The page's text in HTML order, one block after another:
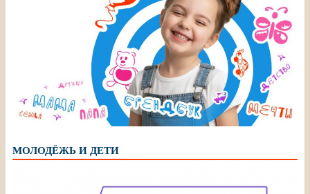
МОЛОДЁЖЬ И ДЕТИ